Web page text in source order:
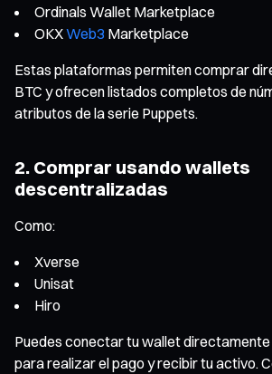
Ordinals Wallet Marketplace
OKXWeb3 Marketplace
Estas plataformas permiten comprar
BTC y ofrecen listados completos de
atributos de la serie Puppets.
2. Comprar usando wallets
descentralizadas
Como:
Xverse
Unisat
Hiro
Puedes conectar tu wallet
para realizar el pago y recibir tu activo.